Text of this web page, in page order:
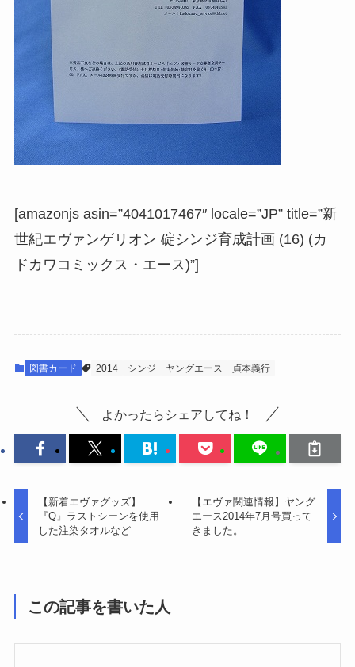
[amazonjs asin=”4041017467″ locale=”JP” title=”新
世紀エヴァンゲリオン 碇シンジ育成計画 (16) (カ
ドカワコミックス・エース)”]
図書カード 2014 シンジ ヤングエース 貞本義行
よかったらシェアしてね！
【新着エヴァグッズ】
『Q』ラストシーンを使用
した注染タオルなど
【エヴァ関連情報】ヤング
エース2014年7月号買って
きました。
この記事を書いた人